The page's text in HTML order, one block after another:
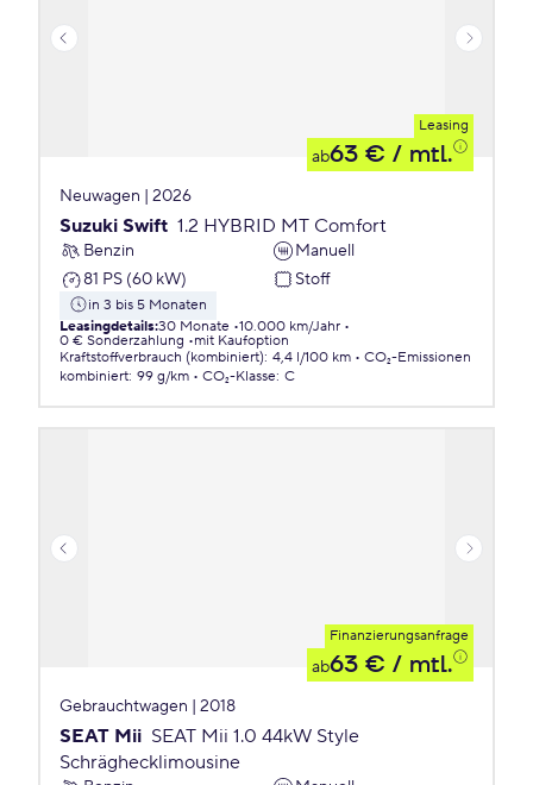
Leasing
ab63 € / mtl.
Neuwagen | 2026
Suzuki Swift 1.2 HYBRID MT Comfort
Benzin
Manuell
81 PS (60 kW)
Stoff
in 3 bis 5 Monaten
Leasingdetails:30 Monate 10.000 km/Jahr
0 € Sonderzahlung
mit Kaufoption
Kraftstoffverbrauch (kombiniert): 4,4 l/100 km
CO₂-Emissionen
kombiniert: 99 g/km CO₂-Klasse: C
Finanzierungsanfrage
ab63 € / mtl.
Gebrauchtwagen | 2018
SEAT Mii SEAT Mii 1.0 44kW Style
Schräghecklimousine